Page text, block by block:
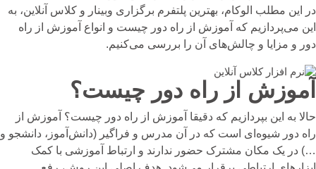
در این مطلب الوکام، بهترین پلتفرم برگزاری وبینار و کلاس آنلاین، به
این می‌پردازیم که آموزش از راه دور چیست و انواع آموزش از راه
دور و مزایا و چالش‌های آن را بررسی می‌کنیم.
آموزش از راه دور چیست؟
حالا به این بپردازیم که دقیقا آموزش از راه دور چیست؟ آموزش از
راه دور شیوه‌ای است که در آن مدرس و فراگیر (دانش‌آموز، دانشجو و
…) در یک مکان مشترک حضور ندارند و ارتباط آموزشی با کمک